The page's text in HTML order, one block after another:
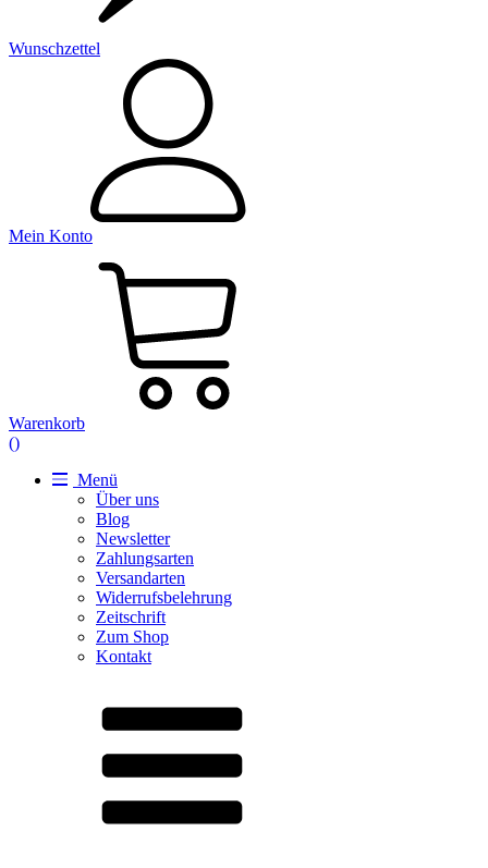
Wunschzettel
Mein Konto
Warenkorb
()
Menü
Über uns
Blog
Newsletter
Zahlungsarten
Versandarten
Widerrufsbelehrung
Zeitschrift
Zum Shop
Kontakt